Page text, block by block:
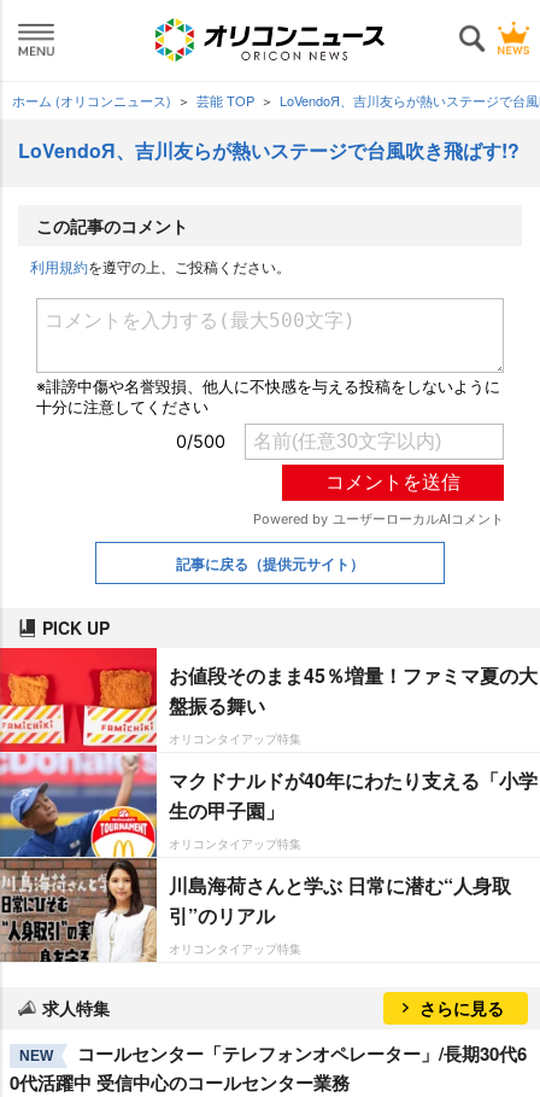
ホーム (オリコンニュース) 芸能 TOP LoVendoЯ、吉川友らが熱いステージで台
LoVendoЯ、吉川友らが熱いステージで台風吹き飛ばす!?
この記事のコメント
利用規約を遵守の上、ご投稿ください。
記事に戻る （提供元サイト）
PICK UP
お値段そのまま45％増量！ファミマ夏の大
盤振る舞い
オリコンタイアップ特集
マクドナルドが40年にわたり支える「小学
生の甲子園」
オリコンタイアップ特集
川島海荷さんと学ぶ 日常に潜む“人身取
引”のリアル
オリコンタイアップ特集
求人特集 さらに見る
NEW
コールセンター「テレフォンオペレーター」/長期30代6
0代活躍中 受信中心のコールセンター業務